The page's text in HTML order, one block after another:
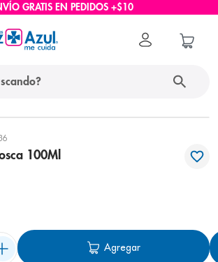
GRATIS EN PEDIDOS +$10
100Ml
Agregar
buscados